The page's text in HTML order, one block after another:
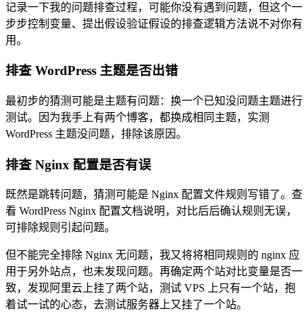
记录一下我的问题排查过程，可能你没有遇到问题，但这个一
步步控制变量、提出假设验证假设的排查逻辑方法说不对你有
用。
排查 WordPress 主题是否出错
最初步的猜测可能是主题有问题：换一个已知没问题主题进行
测试。因为我手上有两个博客，都换成相同主题，实测
WordPress 主题没问题，排除该原因。
排查 Nginx 配置是否有误
既然是跳转问题，猜测可能是 Nginx 配置文件规则写错了。查
看 WordPress Nginx 配置文档说明，对比后后确认规则无误，
可排除规则引起问题。
但不能完全排除 Nginx 无问题，我又将将相同规则的 nginx 应
用于另外站点，也未发现问题。再确定两个站对比变量是否一
致，发现阿里云上挂了两个站，测试 VPS 上只有一个站，抱
着试一试的心态，去测试服务器上又挂了一个站。